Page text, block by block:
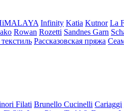
Infinity Katia Kutnor La
Rowan Rozetti Sandnes Garn
Рассказовская пряжа
Filati Brunello Cucinelli Cariaggi